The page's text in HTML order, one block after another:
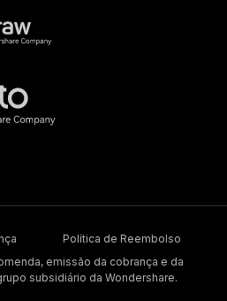
Política de Reembolso
emissão da cobrança e da
subsidiário da Wondershare.